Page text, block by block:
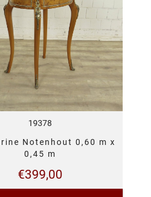
19378
Notenhout 0,60 m x
0,45 m
€399,00